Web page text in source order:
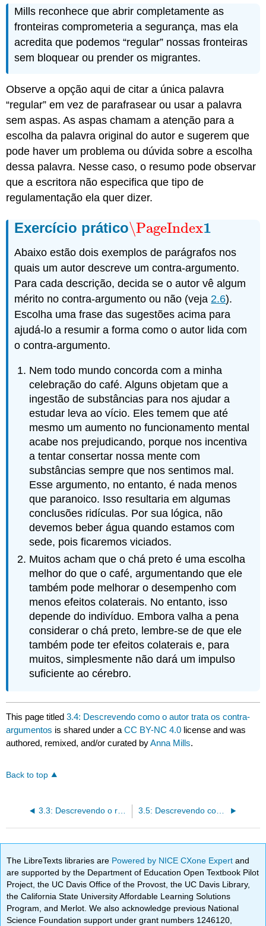
Mills reconhece queabrir completamente as
fronteiras comprometeria a segurança, mas ela
acredita que podemos “regular” nossas fronteiras
sem bloquear ou prender os migrantes.
Observe a opção aqui de citar a única palavra
“regular” em vez de parafrasear ou usar a palavra
sem aspas. As aspas chamam a atenção para a
escolha da palavra original do autor e sugerem que
pode haver um problema ou dúvida sobre a escolha
dessa palavra. Nesse caso, o resumo pode observar
que a escritora não especifica que tipo de
regulamentação ela quer dizer.
Exercício prático\PageIndex1
\PageIndex1
Abaixo estão dois exemplos de parágrafos nos
quais um autor descreve um contra-argumento.
Para cada descrição, decida se o autor vê algum
mérito no contra-argumento ou não (veja 2.6).
Escolha uma frase das sugestões acima para
ajudá-lo a resumir a forma como o autor lida com
o contra-argumento.
Nem todo mundo concorda com a minha
celebração do café. Alguns objetam que a
ingestão de substâncias para nos ajudar a
estudar leva ao vício. Eles temem que até
mesmo um aumento no funcionamento mental
acabe nos prejudicando, porque nos incentiva
a tentar consertar nossa mente com
substâncias sempre que nos sentimos mal.
Esse argumento, no entanto, é nada menos
que paranoico. Isso resultaria em algumas
conclusões ridículas. Por sua lógica, não
devemos beber água quando estamos com
sede, pois ficaremos viciados.
Muitos acham que o chá preto é uma escolha
melhor do que o café, argumentando que ele
também pode melhorar o desempenho com
menos efeitos colaterais. No entanto, isso
depende do indivíduo. Embora valha a pena
considerar o chá preto, lembre-se de que ele
também pode ter efeitos colaterais e, para
muitos, simplesmente não dará um impulso
suficiente ao cérebro.
This page titled3.4: Descrevendo como o autor trata os contra-
argumentos is shared under aCC BY-NC 4.0 license and was
authored, remixed, and/or curated byAnna Mills.
Back to top
3.3: Descrevendo o raciocínio 3.5: Descrevendo como o autor limita a reivindicação
The LibreTexts libraries are Powered by NICE CXone Expertand
are supported by the Department of Education Open Textbook Pilot
Project, the UC Davis Office of the Provost, the UC Davis Library,
the California State University Affordable Learning Solutions
Program, and Merlot. We also acknowledge previous National
Science Foundation support under grant numbers 1246120,